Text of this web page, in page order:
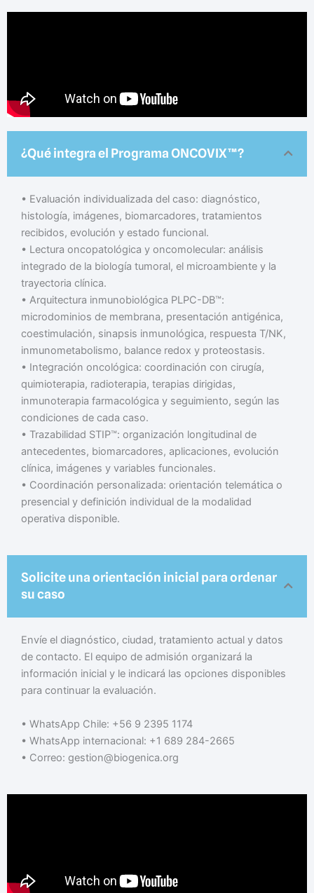
¿Qué integra el Programa ONCOVIX™?
• Evaluación individualizada del caso: diagnóstico,
histología, imágenes, biomarcadores, tratamientos
recibidos, evolución y estado funcional.
• Lectura oncopatológica y oncomolecular: análisis
integrado de la biología tumoral, el microambiente y la
trayectoria clínica.
• Arquitectura inmunobiológica PLPC-DB™:
microdominios de membrana, presentación antigénica,
coestimulación, sinapsis inmunológica, respuesta T/NK,
inmunometabolismo, balance redox y proteostasis.
• Integración oncológica: coordinación con cirugía,
quimioterapia, radioterapia, terapias dirigidas,
inmunoterapia farmacológica y seguimiento, según las
condiciones de cada caso.
• Trazabilidad STIP™: organización longitudinal de
antecedentes, biomarcadores, aplicaciones, evolución
clínica, imágenes y variables funcionales.
• Coordinación personalizada: orientación telemática o
presencial y definición individual de la modalidad
operativa disponible.
Solicite una orientación inicial para ordenar
su caso
Envíe el diagnóstico, ciudad, tratamiento actual y datos
de contacto. El equipo de admisión organizará la
información inicial y le indicará las opciones disponibles
para continuar la evaluación.
• WhatsApp Chile: +56 9 2395 1174
• WhatsApp internacional: +1 689 284-2665
• Correo: gestion@biogenica.org